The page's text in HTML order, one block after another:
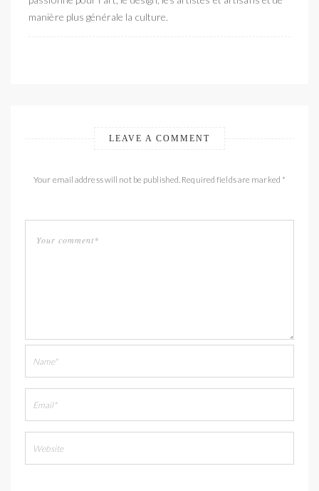
manière plus générale la culture.
LEAVE A COMMENT
Your email address will not be published. Required fields are marked *